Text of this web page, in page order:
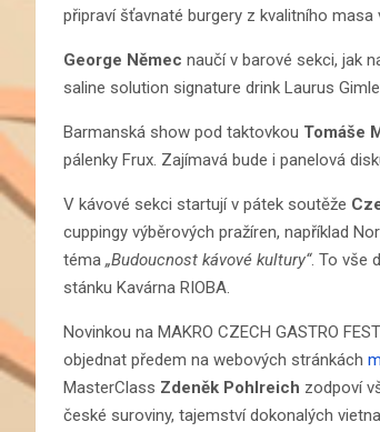
připraví šťavnaté burgery z kvalitního masa
George Němec naučí v barové sekci, jak
saline solution signature drink Laurus
Barmanská show pod taktovkou Tomáše
pálenky Frux. Zajímavá bude i panelová
V kávové sekci startují v pátek soutěže
cuppingy výběrových pražíren, například
téma „Budoucnost kávové kultury“. To vše
stánku Kavárna RIOBA.
Novinkou na MAKRO CZECH GASTRO
objednat předem na webových stránkách
MasterClass Zdeněk Pohlreich zodpoví
české suroviny, tajemství dokonalých